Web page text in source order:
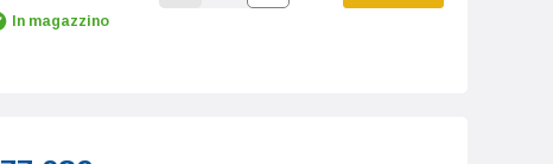
In magazzino Decrease Quantity:
Increase Quantity: